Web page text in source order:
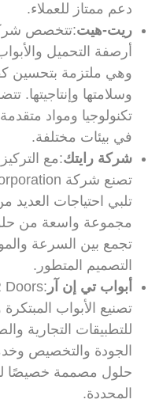
دعم ممتاز للعملاء.
ريت-هيت
أرصفة التحميل
وهي ملتزمة بتحسين
وسلامتها وإنتاجيتها.
تكنولوجيا ومواد
في بيئات مختلفة.
شركة رايتك:مع
تلبي احتياجات
مجموعة واسعة من
تجمع بين السرعة
التصميم المتطور.
أبواب تي إن آر
تصنيع الأبواب المبتكرة
للتطبيقات التجارية
الجودة والتخصيص
حلول مصممة خصيصًا
المحددة.